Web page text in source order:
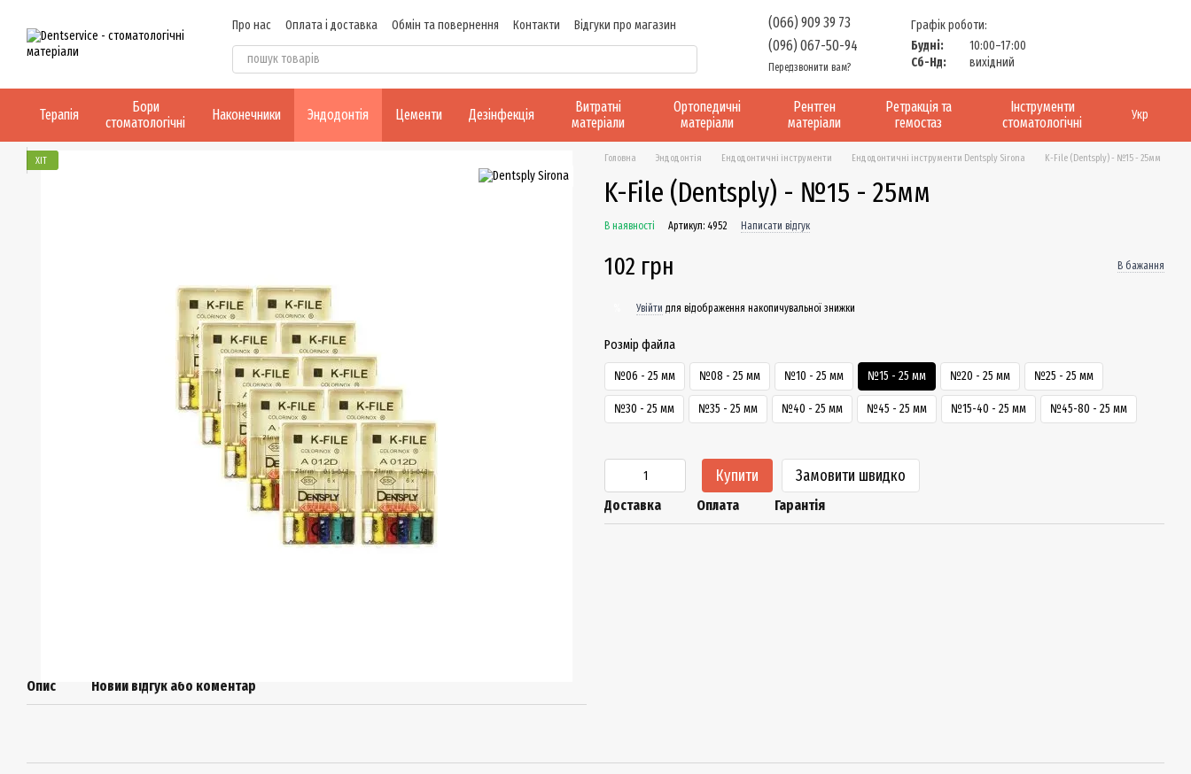
Про нас Оплата і доставка Обмін та повернення Контакти Відгуки про магазин
(066) 909 39 73
(096) 067-50-94
Передзвонити вам?
Графік роботи:
Будні:
10:00–17:00
Сб-Нд:
вихідний
Терапія
Бори
стоматологічні
Наконечники Эндодонтія Цементи Дезінфекція
Витратні
матеріали
Ортопедичні
матеріали
Рентген
матеріали
Ретракція та
гемостаз
Інструменти
стоматологічні
Укр
ХІТ
Опис Новий відгук або коментар
Головна Эндодонтія Ендодонтичні інструменти Ендодонтичні інструменти Dentsply Sirona K-File (Dentsply) - №15 - 25мм
K-File (Dentsply) - №15 - 25мм
В наявності Артикул: 4952 Написати відгук
102 грн В бажання
Увійти для відображення накопичувальної знижки
Розмір файла
№06 - 25 мм №08 - 25 мм №10 - 25 мм №15 - 25 мм №20 - 25 мм №25 - 25 мм
№30 - 25 мм №35 - 25 мм №40 - 25 мм №45 - 25 мм №15-40 - 25 мм №45-80 - 25 мм
Купити Замовити швидко
Доставка Оплата Гарантія